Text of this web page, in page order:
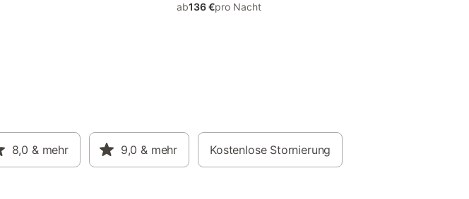
ab136 €pro Nacht
8,0 & mehr 9,0 & mehr Kostenlose Stornierung